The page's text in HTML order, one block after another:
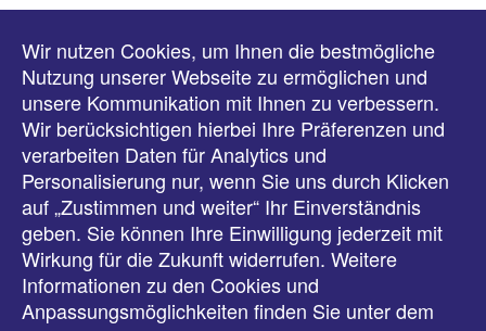
Meldungen
Veranstaltungen
Downloads
Presse
Karriere
Wir nutzen Cookies, um Ihnen die bestmögliche
Nutzung unserer Webseite zu ermöglichen und
unsere Kommunikation mit Ihnen zu verbessern.
Wir berücksichtigen hierbei Ihre Präferenzen und
verarbeiten Daten für Analytics und
Personalisierung nur, wenn Sie uns durch Klicken
auf „Zustimmen und weiter“ Ihr Einverständnis
geben. Sie können Ihre Einwilligung jederzeit mit
Wirkung für die Zukunft widerrufen. Weitere
Informationen zu den Cookies und
Anpassungsmöglichkeiten finden Sie unter dem